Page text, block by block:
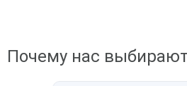
Почему нас